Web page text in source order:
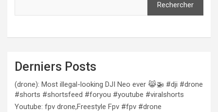
Rechercher
Derniers Posts
(drone): Most illegal-looking DJI Neo ever 😹🚁 #dji #drone
#shorts #shortsfeed #foryou #youtube #viralshorts
Youtube: fpv drone,Freestyle Fpv #fpv #drone